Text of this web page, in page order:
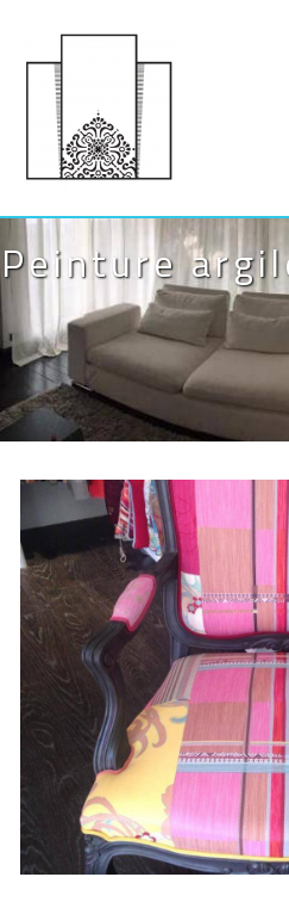
Peinture